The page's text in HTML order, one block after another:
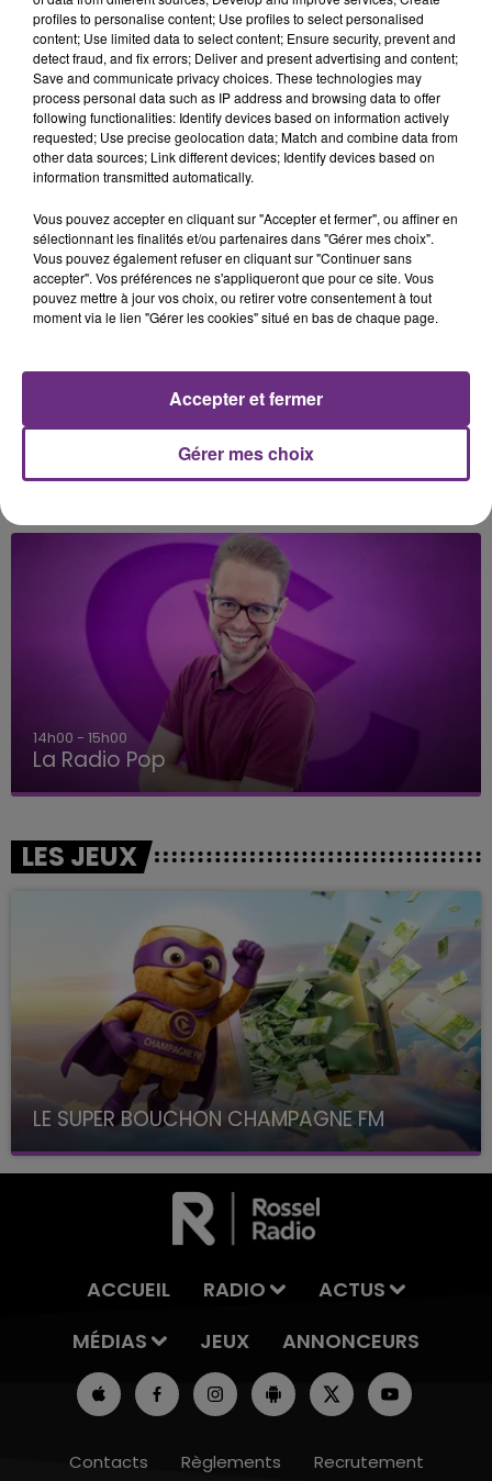
INDOCHINE
Nos Celebrations
ARIANA GRANDE
Hate That I Made You Love
Me
22h40
22h40
CRAIG DAVID
7 Days Soiree Mondaine
14h00 - 15h00
La Radio Pop
LES JEUX
LE SUPER BOUCHON CHAMPAGNE FM
avec La Famille Champagne FM, à 8H10
ACCUEIL RADIO
ACTUS
MÉDIAS
JEUX ANNONCEURS
Contacts Règlements Recrutement
profiles to personalise content; Use profiles to select personalised
content; Use limited data to select content; Ensure security, prevent and
detect fraud, and fix errors; Deliver and present advertising and content;
Save and communicate privacy choices. These technologies may
process personal data such as IP address and browsing data to offer
following functionalities: Identify devices based on information actively
requested; Use precise geolocation data; Match and combine data from
other data sources; Link different devices; Identify devices based on
information transmitted automatically.
Vous pouvez accepter en cliquant sur "Accepter et fermer", ou affiner en
sélectionnant les finalités et/ou partenaires dans "Gérer mes choix".
Vous pouvez également refuser en cliquant sur "Continuer sans
accepter". Vos préférences ne s'appliqueront que pour ce site. Vous
pouvez mettre à jour vos choix, ou retirer votre consentement à tout
moment via le lien "Gérer les cookies" situé en bas de chaque page.
Gérer mes choix
Accepter et fermer